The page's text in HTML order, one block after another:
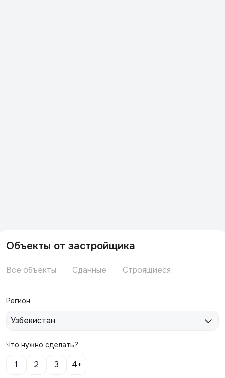
Объекты от застройщика
Все объекты Сданные Строящиеся
Регион
Узбекистан
Что нужно сделать?
1 2 3 4+